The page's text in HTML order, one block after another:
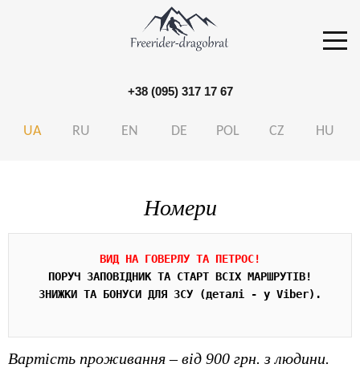
+38 (095) 317 17 67
UA RU EN DE POL CZ HU
Номери
ВИД НА ГОВЕРЛУ ТА ПЕТРОС!
ПОРУЧ ЗАПОВІДНИК ТА СТАРТ ВСІХ МАРШРУТІВ!
ЗНИЖКИ ТА БОНУСИ ДЛЯ ЗСУ (деталі - у Viber).
Вартість проживання – від 900 грн. з людини.